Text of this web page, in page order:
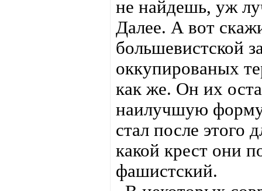
не найдешь, уж
Далее. А вот
большевистской
оккупированых
как же. Он их
наилучшую форму
стал после этого
какой крест они
фашистский.